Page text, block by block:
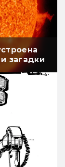
загадки